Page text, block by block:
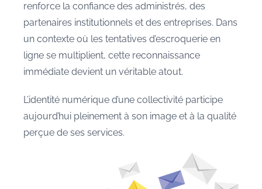
renforce la confiance des administrés, des
partenaires institutionnels et des entreprises. Dans
un contexte où les tentatives d’escroquerie en
ligne se multiplient, cette reconnaissance
immédiate devient un véritable atout.
L’identité numérique d’une collectivité participe
aujourd’hui pleinement à son image et à la qualité
perçue de ses services.